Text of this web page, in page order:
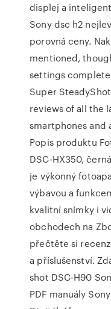
displej a
Sony dsc h2
porovná ceny.
mentioned,
settings
Super
reviews of all the
smartphones and
Popis produktu
DSC-HX350,
je výkonný
výbavou a
kvalitní snímky i
obchodech na
přečtěte si
a příslušenství.
shot DSC-H90
PDF manuály